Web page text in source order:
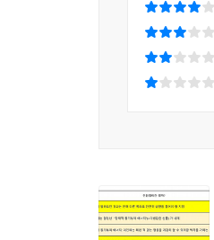
해답이 독자의 뇌
“인생이란 누구
세상은 구석구석
“뜻밖의 장애물을